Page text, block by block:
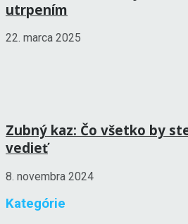
utrpením
22. marca 2025
Zubný kaz: Čo všetko by
vedieť
8. novembra 2024
Kategórie